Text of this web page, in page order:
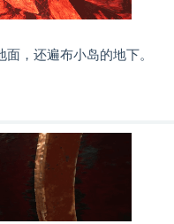
，还遍布小岛的地下。